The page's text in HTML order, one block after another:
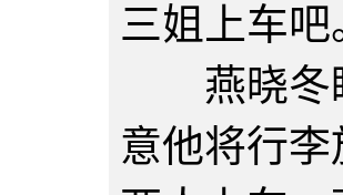
三姐上车吧
燕晓冬瞧
意他将行